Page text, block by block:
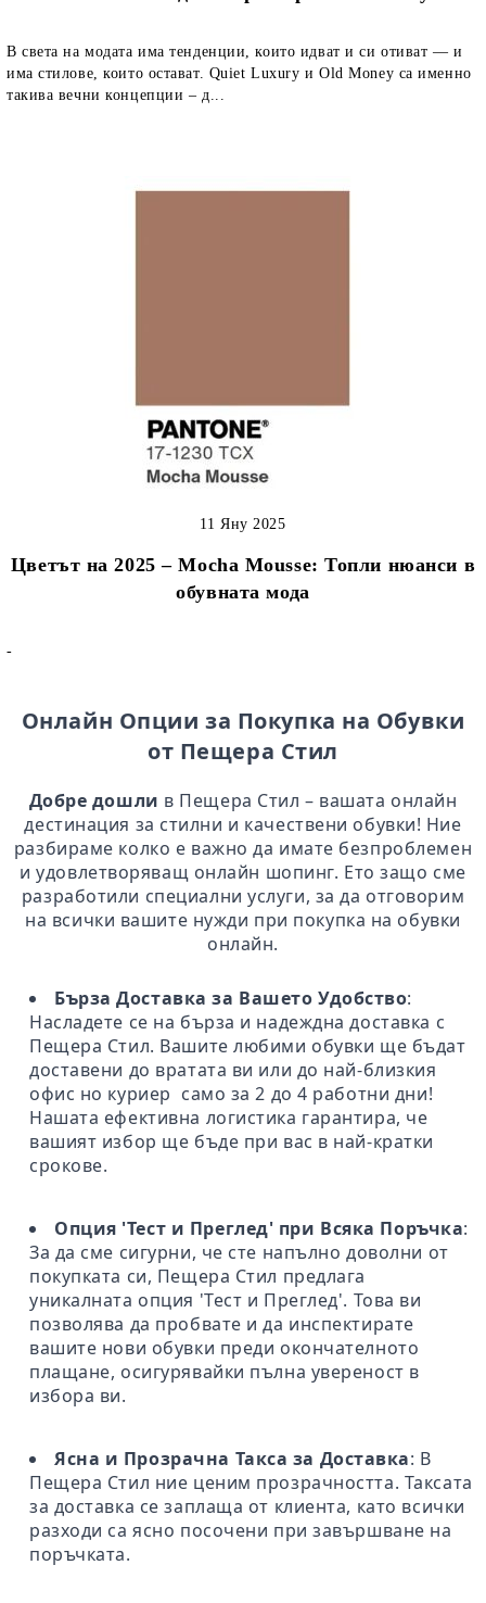
В света на модата има тенденции, които идват и си отиват — и
има стилове, които остават. Quiet Luxury и Old Money са именно
такива вечни концепции – д...
Цветът на 2025 – Mocha Mousse: Топли нюанси в
обувната мода
11 Яну 2025
-
Онлайн Опции за Покупка на Обувки
от Пещера Стил
Добре дошли в Пещера Стил – вашата онлайн
дестинация за стилни и качествени обувки! Ние
разбираме колко е важно да имате безпроблемен
и удовлетворяващ онлайн шопинг. Ето защо сме
разработили специални услуги, за да отговорим
на всички вашите нужди при покупка на обувки
онлайн.
Бърза Доставка за Вашето Удобство:
Насладете се на бърза и надеждна доставка с
Пещера Стил. Вашите любими обувки ще бъдат
доставени до вратата ви или до най-близкия
офис но куриер само за 2 до 4 работни дни!
Нашата ефективна логистика гарантира, че
вашият избор ще бъде при вас в най-кратки
срокове.
Опция 'Тест и Преглед' при Всяка Поръчка:
За да сме сигурни, че сте напълно доволни от
покупката си, Пещера Стил предлага
уникалната опция 'Тест и Преглед'. Това ви
позволява да пробвате и да инспектирате
вашите нови обувки преди окончателното
плащане, осигурявайки пълна увереност в
избора ви.
Ясна и Прозрачна Такса за Доставка: В
Пещера Стил ние ценим прозрачността. Таксата
за доставка се заплаща от клиента, като всички
разходи са ясно посочени при завършване на
поръчката.